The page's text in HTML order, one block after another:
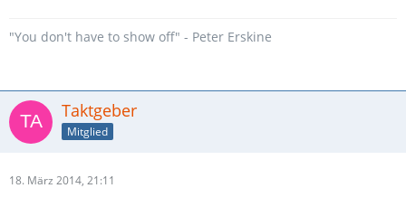
"You don't have to show off" - Peter Erskine
Taktgeber
Mitglied
18. März 2014, 21:11